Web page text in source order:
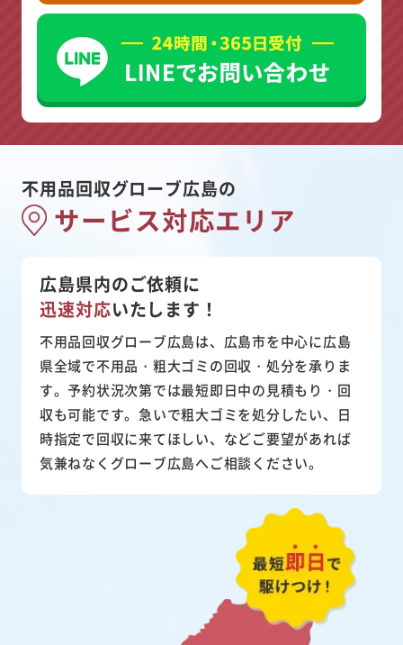
不用品回収グローブ広島の
サービス対応エリア
広島県内のご依頼に
迅速対応いたします！
不用品回収グローブ広島は、広島市を中心に広島
県全域で不用品・粗大ゴミの回収・処分を承りま
す。予約状況次第では最短即日中の見積もり・回
収も可能です。急いで粗大ゴミを処分したい、日
時指定で回収に来てほしい、などご要望があれば
気兼ねなくグローブ広島へご相談ください。